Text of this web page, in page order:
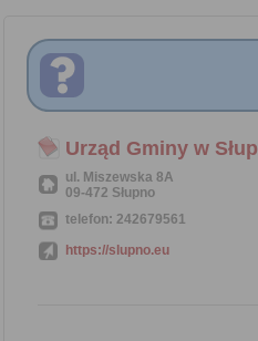
Urząd Gminy w
ul. Miszewska 8A
09-472 Słupno
telefon: 242679561
https://slupno.eu